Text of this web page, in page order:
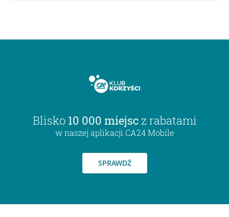
Blisko 10 000 miejsc z rabatami
w naszej aplikacji CA24 Mobile
SPRAWDŹ